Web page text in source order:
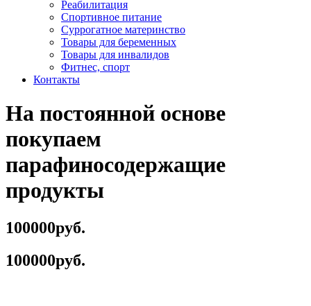
Реабилитация
Спортивное питание
Суррогатное материнство
Товары для беременных
Товары для инвалидов
Фитнес, спорт
Контакты
На постоянной основе
покупаем
парафиносодержащие
продукты
100000руб.
100000руб.